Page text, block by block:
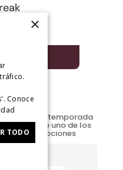
para la temporada
y sé uno de los
promociones
×
Conoce
TODO